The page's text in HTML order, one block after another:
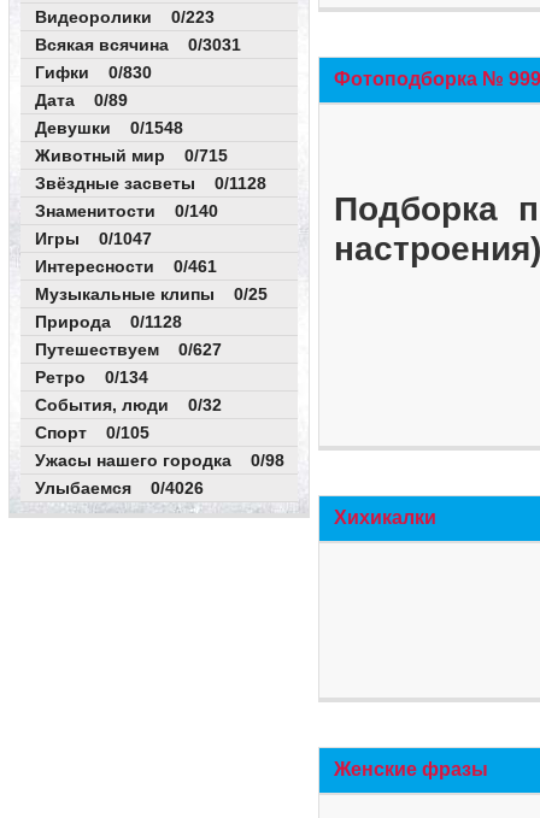
Видеоролики 0/223
Всякая всячина 0/3031
Гифки 0/830
Дата 0/89
Девушки 0/1548
Животный мир 0/715
Звёздные засветы 0/1128
Знаменитости 0/140
Игры 0/1047
Интересности 0/461
Музыкальные клипы 0/25
Природа 0/1128
Путешествуем 0/627
Ретро 0/134
События, люди 0/32
Спорт 0/105
Ужасы нашего городка 0/98
Улыбаемся 0/4026
Фотоподборка №
Подборка
Хихикалки
Женские фразы